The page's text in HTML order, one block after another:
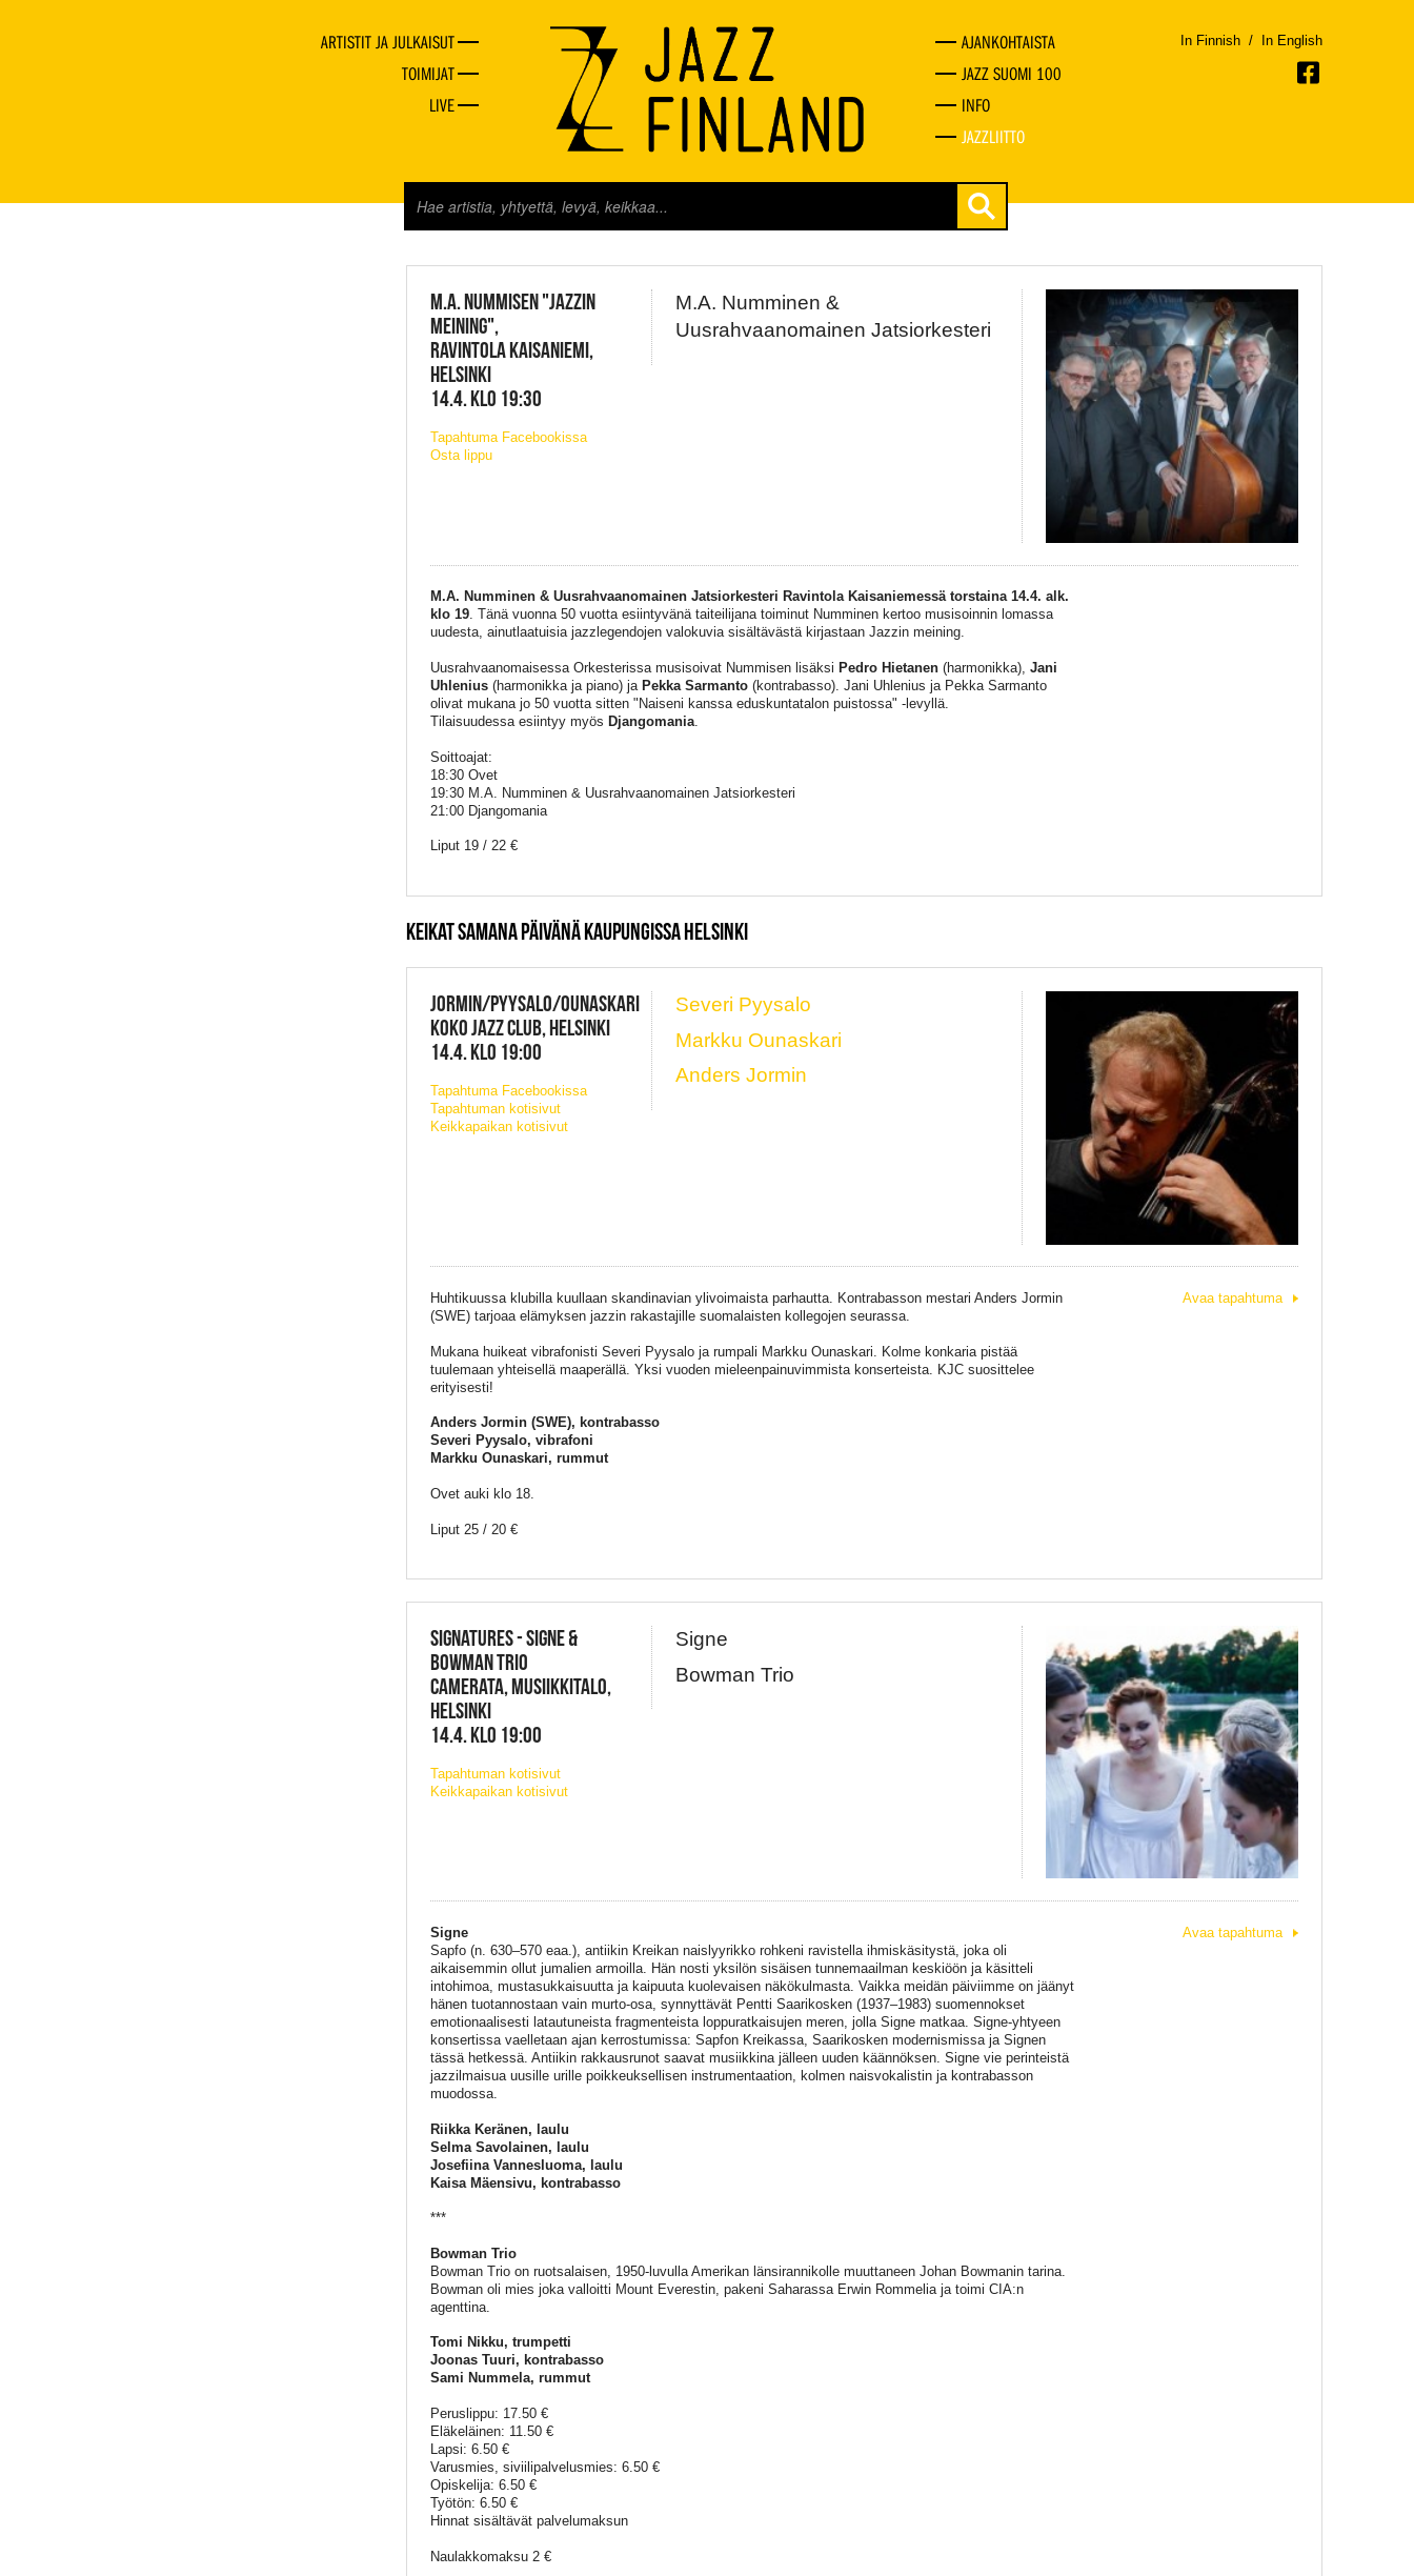
ARTISTIT JA JULKAISUT
TOIMIJAT
LIVE
AJANKOHTAISTA
JAZZ SUOMI 100
INFO
JAZZLIITTO
In Finnish / In English
JAZZ FINLAND LIVE
M.A. NUMMISEN "JAZZIN
MEINING",
RAVINTOLA KAISANIEMI,
HELSINKI
14.4. KLO 19:30
Tapahtuma Facebookissa
Osta lippu
M.A. Numminen &
Uusrahvaanomainen Jatsiorkesteri
M.A. Numminen & Uusrahvaanomainen Jatsiorkesteri Ravintola Kaisaniemessä torstaina 14.4. alk.
klo 19. Tänä vuonna 50 vuotta esiintyvänä taiteilijana toiminut Numminen kertoo musisoinnin lomassa
uudesta, ainutlaatuisia jazzlegendojen valokuvia sisältävästä kirjastaan Jazzin meining.
Uusrahvaanomaisessa Orkesterissa musisoivat Nummisen lisäksi Pedro Hietanen(harmonikka), Jani
Uhlenius(harmonikka ja piano) ja Pekka Sarmanto(kontrabasso). Jani Uhlenius ja Pekka Sarmanto
olivat mukana jo 50 vuotta sitten "Naiseni kanssa eduskuntatalon puistossa" -levyllä.
Tilaisuudessa esiintyy myös Djangomania.
Soittoajat:
18:30 Ovet
19:30 M.A. Numminen & Uusrahvaanomainen Jatsiorkesteri
21:00 Djangomania
Liput 19 / 22 €
KEIKAT SAMANA PÄIVÄNÄ KAUPUNGISSA HELSINKI
JORMIN/PYYSALO/OUNASKARI
KOKO JAZZ CLUB, HELSINKI
14.4. KLO 19:00
Tapahtuma Facebookissa
Tapahtuman kotisivut
Keikkapaikan kotisivut
Severi Pyysalo
Markku Ounaskari
Anders Jormin
Huhtikuussa klubilla kuullaan skandinavian ylivoimaista parhautta. Kontrabasson mestari Anders Jormin
(SWE) tarjoaa elämyksen jazzin rakastajille suomalaisten kollegojen seurassa.
Mukana huikeat vibrafonisti Severi Pyysalo ja rumpali Markku Ounaskari. Kolme konkaria pistää
tuulemaan yhteisellä maaperällä. Yksi vuoden mieleenpainuvimmista konserteista. KJC suosittelee
erityisesti!
Anders Jormin (SWE), kontrabasso
Severi Pyysalo, vibrafoni
Markku Ounaskari, rummut
Ovet auki klo 18.
Liput 25 / 20 €
Avaa tapahtuma
SIGNATURES - SIGNE &
BOWMAN TRIO
CAMERATA, MUSIIKKITALO,
HELSINKI
14.4. KLO 19:00
Tapahtuman kotisivut
Keikkapaikan kotisivut
Signe
Bowman Trio
Signe
Sapfo (n. 630–570 eaa.), antiikin Kreikan naislyyrikko rohkeni ravistella ihmiskäsitystä, joka oli
aikaisemmin ollut jumalien armoilla. Hän nosti yksilön sisäisen tunnemaailman keskiöön ja käsitteli
intohimoa, mustasukkaisuutta ja kaipuuta kuolevaisen näkökulmasta. Vaikka meidän päiviimme on jäänyt
hänen tuotannostaan vain murto-osa, synnyttävät Pentti Saarikosken (1937–1983) suomennokset
emotionaalisesti latautuneista fragmenteista loppuratkaisujen meren, jolla Signe matkaa. Signe-yhtyeen
konsertissa vaelletaan ajan kerrostumissa: Sapfon Kreikassa, Saarikosken modernismissa ja Signen
tässä hetkessä. Antiikin rakkausrunot saavat musiikkina jälleen uuden käännöksen. Signe vie perinteistä
jazzilmaisua uusille urille poikkeuksellisen instrumentaation, kolmen naisvokalistin ja kontrabasson
muodossa.
Riikka Keränen, laulu
Selma Savolainen, laulu
Josefiina Vannesluoma, laulu
Kaisa Mäensivu, kontrabasso
***
Bowman Trio
Bowman Trio on ruotsalaisen, 1950-luvulla Amerikan länsirannikolle muuttaneen Johan Bowmanin tarina.
Bowman oli mies joka valloitti Mount Everestin, pakeni Saharassa Erwin Rommelia ja toimi CIA:n
agenttina.
Tomi Nikku, trumpetti
Joonas Tuuri, kontrabasso
Sami Nummela, rummut
Peruslippu: 17.50 €
Eläkeläinen: 11.50 €
Lapsi: 6.50 €
Varusmies, siviilipalvelusmies: 6.50 €
Opiskelija: 6.50 €
Työtön: 6.50 €
Hinnat sisältävät palvelumaksun
Naulakkomaksu 2 €
Avaa tapahtuma